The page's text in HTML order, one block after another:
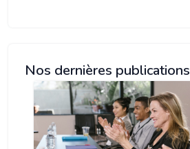
Nos dernières publications